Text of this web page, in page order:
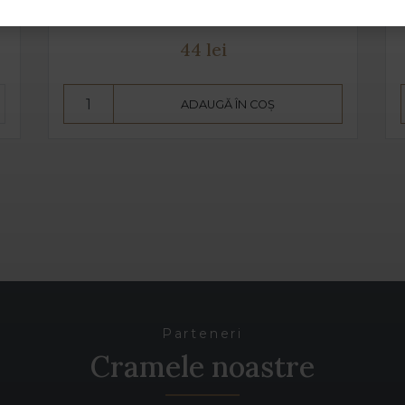
44 lei
ADAUGĂ ÎN COȘ
Parteneri
Cramele noastre